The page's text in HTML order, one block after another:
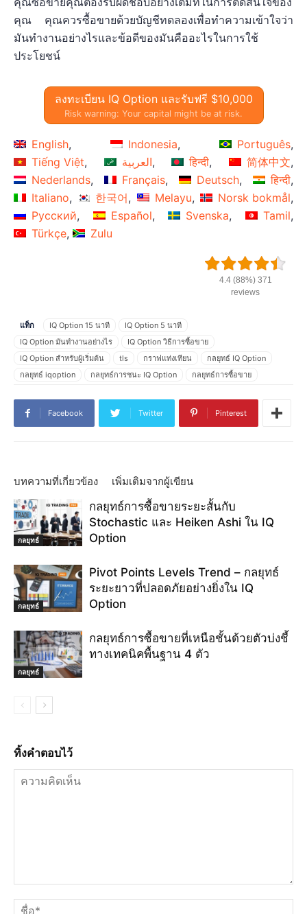
คุณ คุณควรซื้อขายด้วยบัญชีทดลองเพื่อทำความเข้าใจว่า
มันทำงานอย่างไรและข้อดีของมันคืออะไรในการใช้
ประโยชน์
ลงทะเบียน IQ Option และรับฟรี $10,000
Risk warning: Your capital might be at risk.
English Indonesia
Português
Tiếng Việt
العربية हिन्दी
简体中文
Nederlands
Français Deutsch
हिन्दी
Italiano
한국어 Melayu
Norsk bokmål
Русский
Español Svenska
Tamil
Türkçe
Zulu
4.4 (88%) 371
reviews
แท็ก IQ Option 15 นาที
IQ Option 5 นาที
IQ Option มันทำงานอย่างไร
IQ Option วิธีการซื้อขาย
IQ Option สำหรับผู้เริ่มต้น
tls กราฟแท่งเทียน
กลยุทธ์ IQ Option
กลยุทธ์ iqoption
กลยุทธ์การชนะ IQ Option
กลยุทธ์การซื้อขาย
กลยุทธ์การซื้อขายบน IQ Option
การซื้อขาย IQ Option
คำสั่งซื้อขายใน IQ Option
ระดับสัญญาณแนวโน้ม
รับเงินใน IQ Option
รูปแบบการเล่น IQ Option
รูปแบบแท่งเทียน IQ Option
รูปแบบแท่งเทียน Morning Star มาตรฐาน
วิธีการซื้อขาย
วิธีการซื้อขาย IQ Option
วิธีการซื้อขายใน IQ Option
วิธีสร้างรายได้บน IQ Option
เทคนิคการซื้อขาย IQ Option
แนวต้านแนวโน้มขาลง
แนวโน้มต้านทานดาวตกเชิงเทียน
แบบฝึกหัด IQ Option
Facebook Twitter Pinterest
บทความที่เกี่ยวข้อง เพิ่มเติมจากผู้เขียน
กลยุทธ์
กลยุทธ์การซื้อขายระยะสั้นกับ
Stochastic และ Heiken Ashi ใน IQ
Option
กลยุทธ์
Pivot Points Levels Trend – กลยุทธ์
ระยะยาวที่ปลอดภัยอย่างยิ่งใน IQ
Option
กลยุทธ์
กลยุทธ์การซื้อขายที่เหนือชั้นด้วยตัวบ่งชี้
ทางเทคนิคพื้นฐาน 4 ตัว
ทิ้งคำตอบไว้